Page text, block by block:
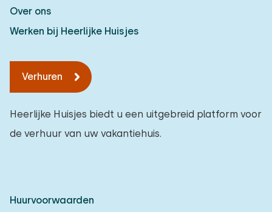
Over ons
Werken bij Heerlijke Huisjes
Verhuren
Heerlijke Huisjes biedt u een uitgebreid platform voor
de verhuur van uw vakantiehuis.
Huurvoorwaarden